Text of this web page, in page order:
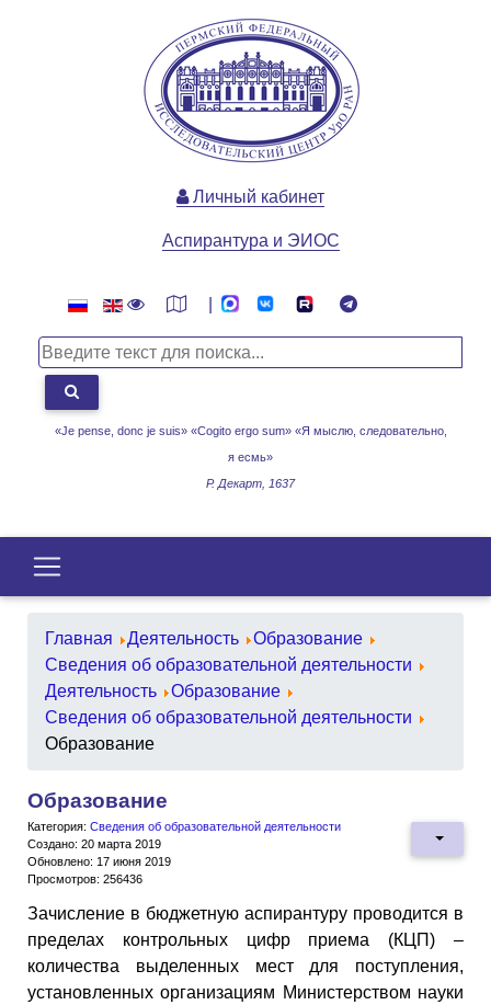
«Je pense, donc je suis» «Cogito ergo sum» «Я мыслю, следовательно,
я есмь»
Р. Декарт, 1637
Личный кабинет
Аспирантура и ЭИОС
Главная Деятельность
Образование
Сведения об образовательной деятельности
Деятельность
Образование
Сведения об образовательной деятельности
Образование
Образование
Категория: Сведения об образовательной деятельности
Создано: 20 марта 2019
Обновлено: 17 июня 2019
Просмотров: 256436
Зачисление в бюджетную аспирантуру проводится в
пределах контрольных цифр приема (КЦП) –
количества выделенных мест для поступления,
установленных организациям Министерством науки